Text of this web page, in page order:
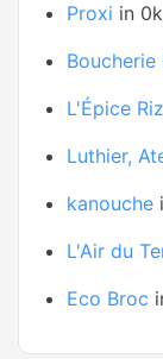
Proxi in
Boucherie
L'Épice
Luthier,
kanouche
L'Air du
Eco Broc